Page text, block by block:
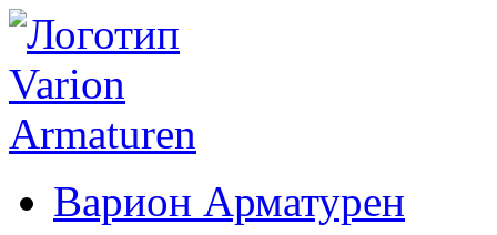
Варион Арматурен